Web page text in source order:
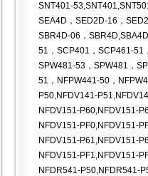
SNT401-
SEA4D，SED2D-16，
SBR4D-06，
51，SCP401，SCP461-51
SPW481-53 ，SPW481，
51，NFPW441-50，
P50,NFDV141-
NFDV151-P60,NFDV151-
NFDV151-PF0,NFDV151-
NFDV151-P61,NFDV151-
NFDV151-PF1,NFDV151-
NFDR541-P50,NFDR541-